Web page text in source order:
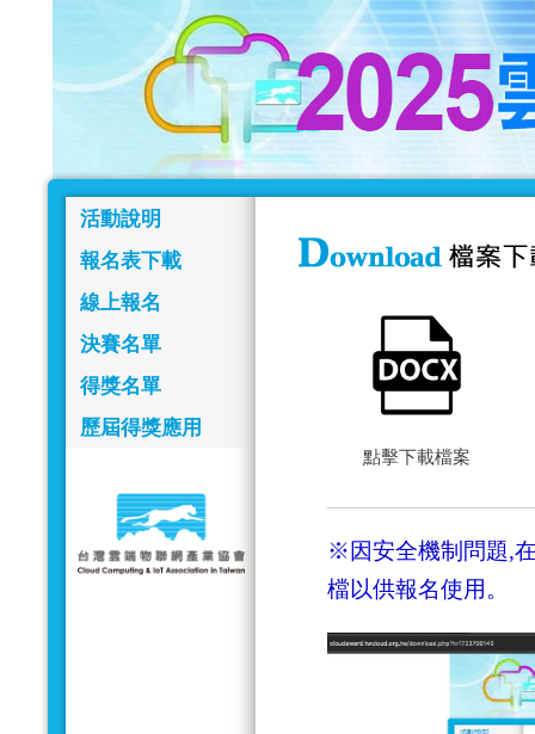
活動說明
報名表下載
線上報名
決賽名單
得獎名單
歷屆得獎應用
點擊下載檔案
※因安全機制問題,
檔以供報名使用。